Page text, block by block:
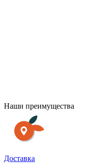
Наши преимущества
Доставка